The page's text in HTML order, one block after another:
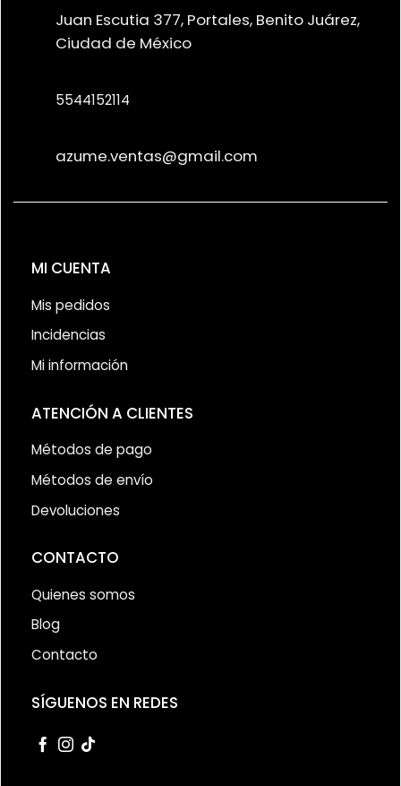
Juan Escutia 377, Portales, Benito Juárez,
Ciudad de México
5544152114
azume.ventas@gmail.com
MI CUENTA
Mis pedidos
Incidencias
Mi información
ATENCIÓN A CLIENTES
Métodos de pago
Métodos de envío
Devoluciones
CONTACTO
Quienes somos
Blog
Contacto
SÍGUENOS EN REDES